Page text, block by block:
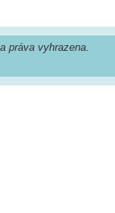
práva vyhrazena.